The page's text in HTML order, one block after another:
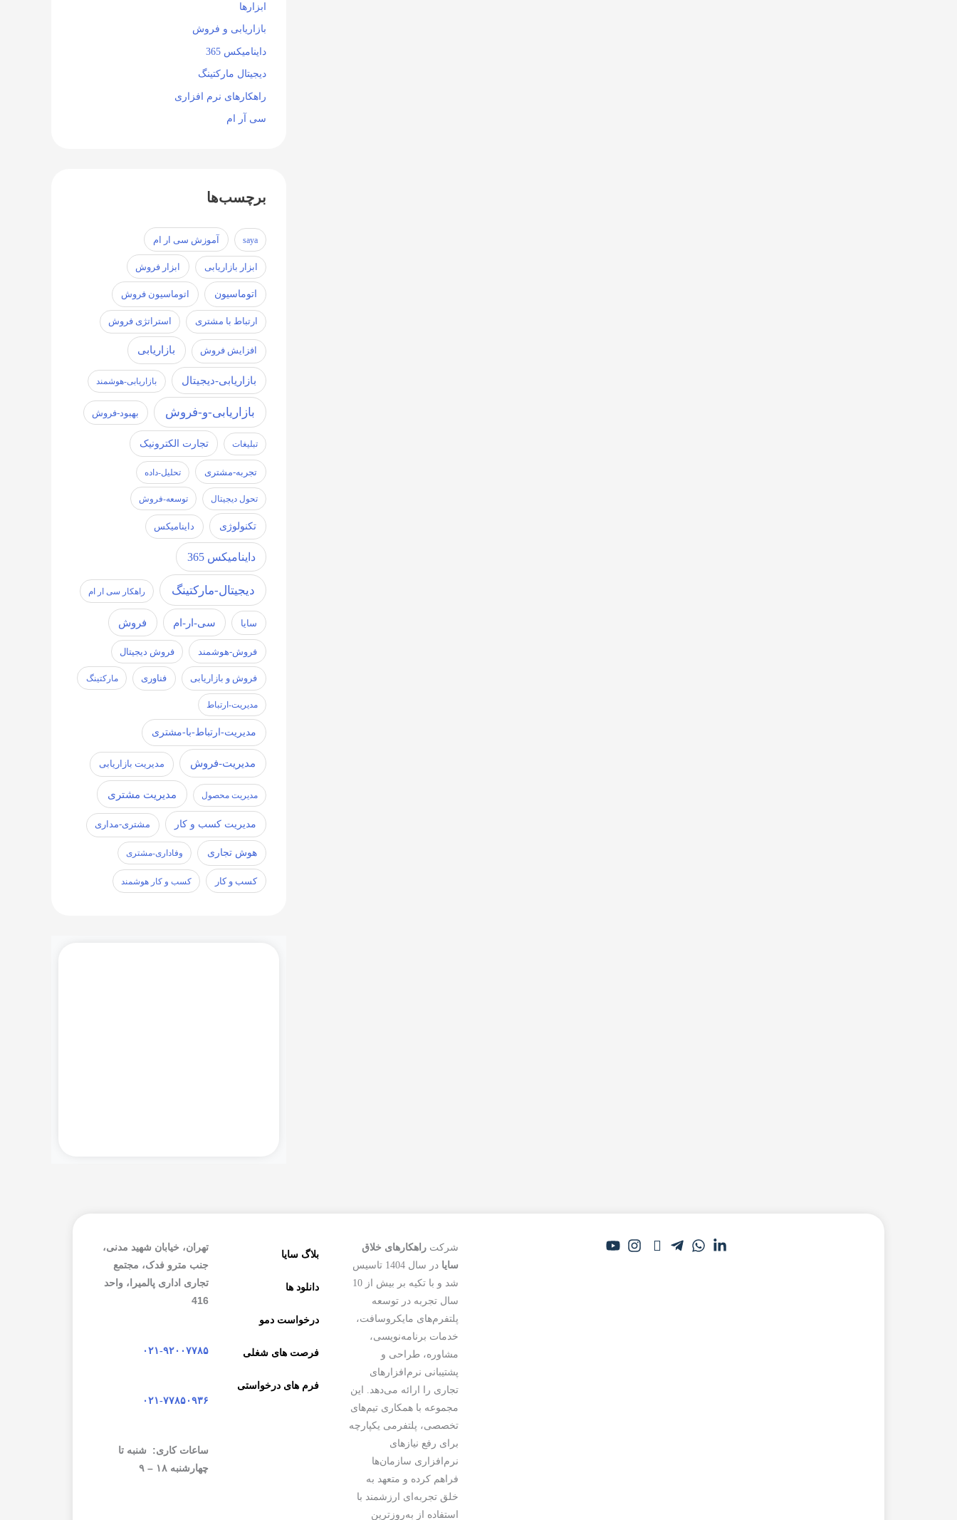
ابزارها
بازاریابی و فروش
داینامیکس 365
دیجیتال مارکتینگ
راهکارهای نرم افزاری
سی آر ام
برچسب‌ها
saya آموزش سی ار ام
ابزار بازاریابی ابزار فروش
اتوماسیون اتوماسیون فروش
ارتباط با مشتری استراتژی فروش
افزایش فروش بازاریابی
بازاریابی-دیجیتال بازاریابی-هوشمند
بازاریابی-و-فروش بهبود-فروش
تبلیغات تجارت الکترونیک
تجربه-مشتری تحلیل-داده
تحول دیجیتال توسعه-فروش
تکنولوژی داینامیکس
داینامیکس 365
دیجیتال-مارکتینگ راهکار سی ار ام
سایا سی-ار-ام فروش
فروش-هوشمند فروش دیجیتال
فروش و بازاریابی فناوری مارکتینگ
مدیریت-ارتباط
مدیریت-ارتباط-با-مشتری
مدیریت-فروش مدیریت بازاریابی
مدیریت محصول مدیریت مشتری
مدیریت کسب و کار مشتری-مداری
هوش تجاری وفاداری-مشتری
کسب و کار کسب و کار هوشمند
شرکت راهکارهای خلاق
سایا
در سال 1404 تاسیس
شد و با تکیه بر بیش از 10
سال تجربه در توسعه
پلتفرم‌های مایکروسافت،
خدمات برنامه‌نویسی،
مشاوره، طراحی و
پشتیبانی نرم‌افزارهای
تجاری را ارائه می‌دهد. این
مجموعه با همکاری تیم‌های
تخصصی، پلتفرمی یکپارچه
برای رفع نیازهای
نرم‌افزاری سازمان‌ها
فراهم کرده و متعهد به
خلق تجربه‌ای ارزشمند با
استفاده از به‌روزترین
بلاگ سایا
دانلود ها
درخواست دمو
فرصت های شغلی
فرم های درخواستی
تهران، خیابان شهید مدنی،
جنب مترو فدک، مجتمع
تجاری اداری پالمیرا، واحد
416
۰۲۱-۹۲۰۰۷۷۸۵
۰۲۱-۷۷۸۵۰۹۳۶
ساعات کاری: شنبه تا
چهارشنبه ۱۸ – ۹